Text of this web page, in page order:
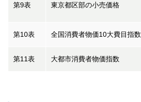
第9表 東京都区部の小売価格
第10表 全国消費者物価10大費目指数
第11表 大都市消費者物価指数